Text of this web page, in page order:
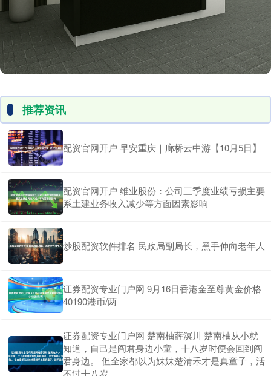
推荐资讯
配资官网开户 早安重庆｜廊桥云中游【10月5日】
配资官网开户 维业股份：公司三季度业绩亏损主要
系土建业务收入减少等方面因素影响
炒股配资软件排名 民政局副局长，黑手伸向老年人
证券配资专业门户网 9月16日香港金至尊黄金价格
40190港币/两
证券配资专业门户网 楚南柚薛溟川 楚南柚从小就
知道，自己是阎君身边小童，十八岁时便会回到阎
君身边。 但全家都以为妹妹楚清禾才是真童子，活
不过十八岁。